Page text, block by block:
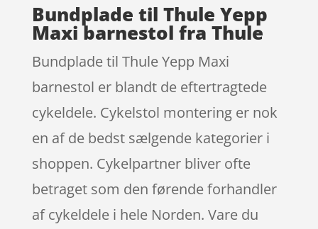
Bundplade til Thule Yepp
Maxi barnestol fra Thule
Bundplade til Thule Yepp Maxi
barnestol er blandt de eftertragtede
cykeldele. Cykelstol montering er nok
en af de bedst sælgende kategorier i
shoppen. Cykelpartner bliver ofte
betraget som den førende forhandler
af cykeldele i hele Norden. Vare du